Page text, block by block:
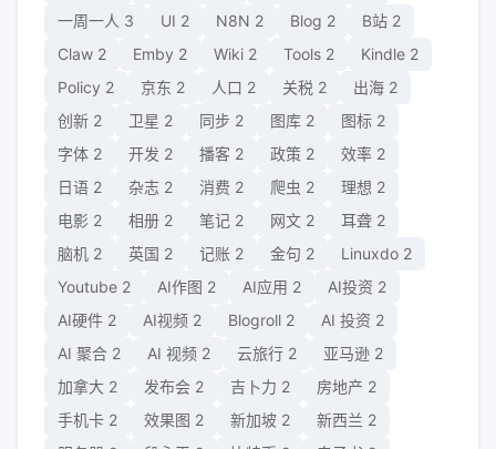
一周一人 3 UI 2 N8N 2 Blog 2 B站 2
Claw 2 Emby 2 Wiki 2 Tools 2 Kindle 2
Policy 2 京东 2 人口 2 关税 2 出海 2
创新 2 卫星 2 同步 2 图库 2 图标 2
字体 2 开发 2 播客 2 政策 2 效率 2
日语 2 杂志 2 消费 2 爬虫 2 理想 2
电影 2 相册 2 笔记 2 网文 2 耳聋 2
脑机 2 英国 2 记账 2 金句 2 Linuxdo 2
Youtube 2 AI作图 2 AI应用 2 AI投资 2
AI硬件 2 AI视频 2 Blogroll 2 AI 投资 2
AI 聚合 2 AI 视频 2 云旅行 2 亚马逊 2
加拿大 2 发布会 2 吉卜力 2 房地产 2
手机卡 2 效果图 2 新加坡 2 新西兰 2